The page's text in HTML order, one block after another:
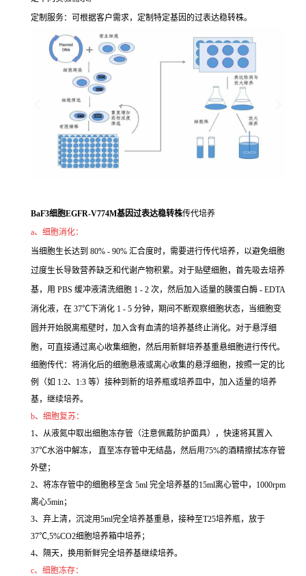
定制服务：可根据客户需求，定制特定基因的过表达稳转株。
BaF3细胞EGFR-V774M基因过表达稳转株传代培养
a、细胞消化：
当细胞生长达到 80% - 90% 汇合度时，需要进行传代培养，以避免细胞
过度生长导致营养缺乏和代谢产物积累。对于贴壁细胞，首先吸去培养
基，用 PBS 缓冲液清洗细胞 1 - 2 次，然后加入适量的胰蛋白酶 - EDTA
消化液，在 37℃下消化 1 - 5 分钟，期间不断观察细胞状态，当细胞变
圆并开始脱离瓶壁时，加入含有血清的培养基终止消化。对于悬浮细
胞，可直接通过离心收集细胞，然后用新鲜培养基重悬细胞进行传代。
细胞传代：将消化后的细胞悬液或离心收集的悬浮细胞，按照一定的比
例（如 1:2、1:3 等）接种到新的培养瓶或培养皿中，加入适量的培养
基，继续培养。
b、细胞复苏：
1、从液氮中取出细胞冻存管（注意佩戴防护面具），快速将其置入
37℃水浴中解冻， 直至冻存管中无结晶，然后用75%的酒精擦拭冻存管
外壁；
2、将冻存管中的细胞移至含 5ml 完全培养基的15ml离心管中，1000rpm
离心5min；
3、弃上清，沉淀用5ml完全培养基重悬，接种至T25培养瓶，放于
37℃,5%CO2细胞培养箱中培养；
4、隔天，换用新鲜完全培养基继续培养。
c、细胞冻存：